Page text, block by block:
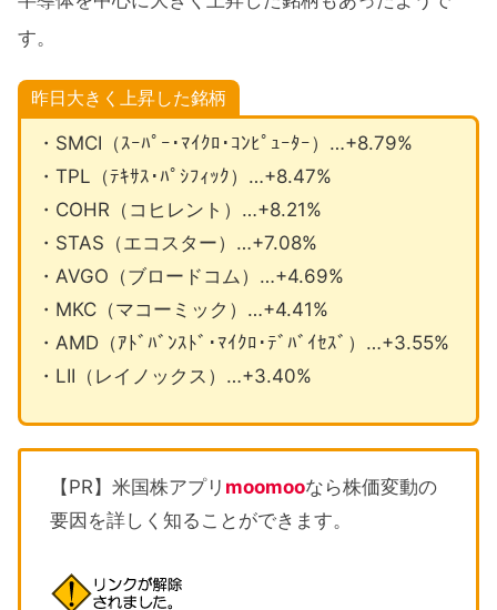
す。
昨日大きく上昇した銘柄
・SMCI（ｽｰﾊﾟｰ･ﾏｲｸﾛ･ｺﾝﾋﾟｭｰﾀｰ）…+8.79%
・TPL（ﾃｷｻｽ･ﾊﾟｼﾌｨｯｸ）…+8.47%
・COHR（コヒレント）…+8.21%
・STAS（エコスター）…+7.08%
・AVGO（ブロードコム）…+4.69%
・MKC（マコーミック）…+4.41%
・AMD（ｱﾄﾞﾊﾞﾝｽﾄﾞ･ﾏｲｸﾛ･ﾃﾞﾊﾞｲｾｽﾞ）…+3.55%
・LII（レイノックス）…+3.40%
【PR】米国株アプリ moomooなら株価変動の
要因を詳しく知ることができます。